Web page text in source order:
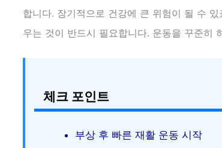
합니다. 장기적으로 건강에 큰 위험이 될 수
우는 것이 반드시 필요합니다. 운동을 꾸준히
체크 포인트
부상 후 빠른 재활 운동 시작